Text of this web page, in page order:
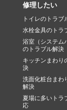
修理したい
トイレのトラブ
水栓金具のトラ
浴室（システム
のトラブル解決
キッチンまわり
決
洗面化粧台まわ
解決
夏場に多いトラ
応